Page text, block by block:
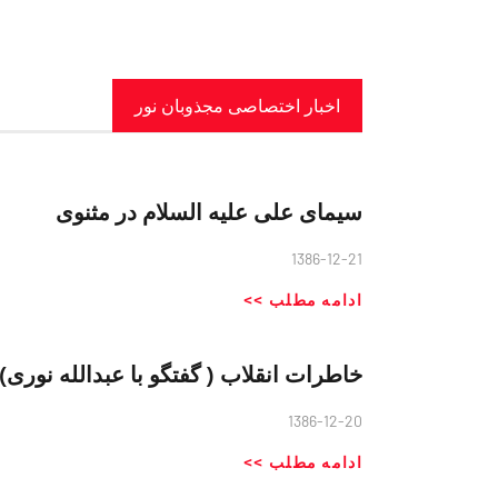
اخبار اختصاصی مجذوبان نور
سیمای علی علیه السلام در مثنوی
1386-12-21
ادامه مطلب >>
خاطرات انقلاب ( گفتگو با عبدالله نوری)
1386-12-20
ادامه مطلب >>